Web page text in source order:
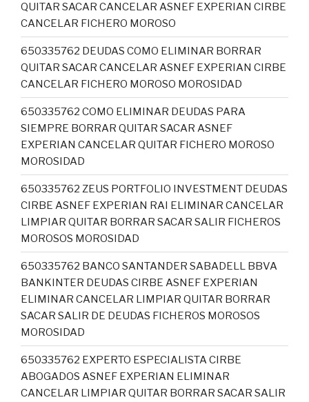
QUITAR SACAR CANCELAR ASNEF EXPERIAN CIRBE
CANCELAR FICHERO MOROSO
650335762 DEUDAS COMO ELIMINAR BORRAR
QUITAR SACAR CANCELAR ASNEF EXPERIAN CIRBE
CANCELAR FICHERO MOROSO MOROSIDAD
650335762 COMO ELIMINAR DEUDAS PARA
SIEMPRE BORRAR QUITAR SACAR ASNEF
EXPERIAN CANCELAR QUITAR FICHERO MOROSO
MOROSIDAD
650335762 ZEUS PORTFOLIO INVESTMENT DEUDAS
CIRBE ASNEF EXPERIAN RAI ELIMINAR CANCELAR
LIMPIAR QUITAR BORRAR SACAR SALIR FICHEROS
MOROSOS MOROSIDAD
650335762 BANCO SANTANDER SABADELL BBVA
BANKINTER DEUDAS CIRBE ASNEF EXPERIAN
ELIMINAR CANCELAR LIMPIAR QUITAR BORRAR
SACAR SALIR DE DEUDAS FICHEROS MOROSOS
MOROSIDAD
650335762 EXPERTO ESPECIALISTA CIRBE
ABOGADOS ASNEF EXPERIAN ELIMINAR
CANCELAR LIMPIAR QUITAR BORRAR SACAR SALIR